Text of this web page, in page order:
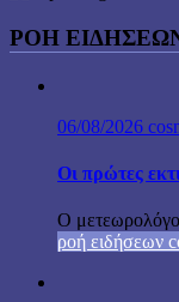
ΡΟΉ ΕΙΔΉΣΕΩΝ
06/08/2026
Οι πρώτες
Ο
ροή ειδήσεων